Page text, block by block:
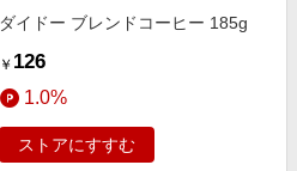
ダイドー ブレンドコーヒー 185g
￥ 126
1.0%
ストアにすすむ